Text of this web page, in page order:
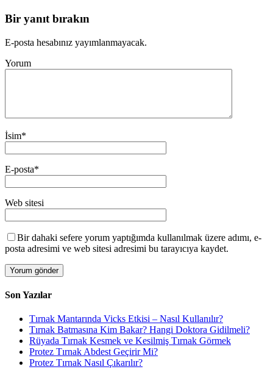
Bir yanıt bırakın
E-posta hesabınız yayımlanmayacak.
Yorum
İsim*
E-posta*
Web sitesi
Bir dahaki sefere yorum yaptığımda kullanılmak üzere adımı, e-
posta adresimi ve web sitesi adresimi bu tarayıcıya kaydet.
Son Yazılar
Tırnak Mantarında Vicks Etkisi – Nasıl Kullanılır?
Tırnak Batmasına Kim Bakar? Hangi Doktora Gidilmeli?
Rüyada Tırnak Kesmek ve Kesilmiş Tırnak Görmek
Protez Tırnak Abdest Geçirir Mi?
Protez Tırnak Nasıl Çıkarılır?